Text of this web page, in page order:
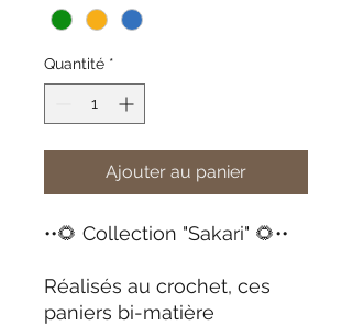
Quantité *
Ajouter au panier
••🌻 Collection "Sakari" 🌻••
Réalisés au crochet, ces
paniers bi-matière